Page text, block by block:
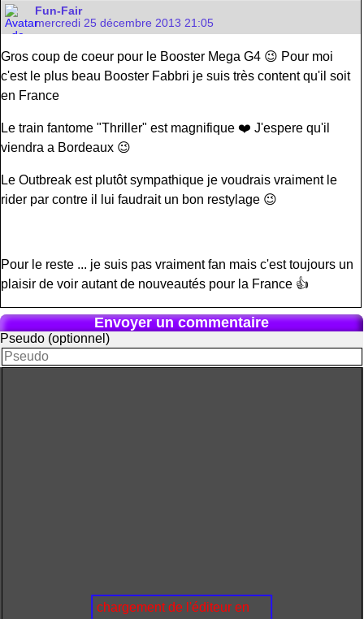
Fun-Fair
mercredi 25 décembre 2013 21:05
Gros coup de coeur pour le Booster Mega G4 😉 Pour moi
c'est le plus beau Booster Fabbri je suis très content qu'il soit
en France
Le train fantome "Thriller" est magnifique ❤️ J'espere qu'il
viendra a Bordeaux 😉
Le Outbreak est plutôt sympathique je voudrais vraiment le
rider par contre il lui faudrait un bon restylage 😉
Pour le reste ... je suis pas vraiment fan mais c'est toujours un
plaisir de voir autant de nouveautés pour la France 👍
Envoyer un commentaire
Pseudo (optionnel)
chargement de l'éditeur en